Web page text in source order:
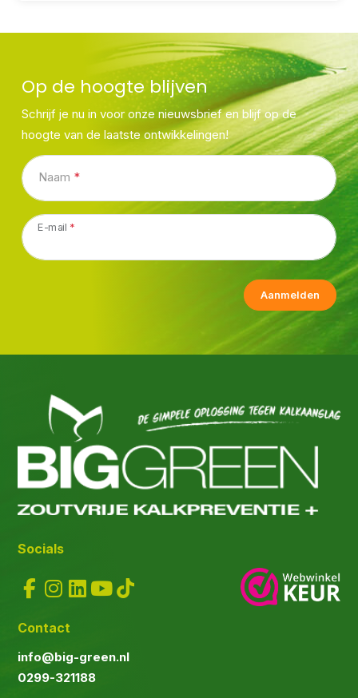
Op de hoogte blijven
Schrijf je nu in voor onze nieuwsbrief en blijf op de
hoogte van de laatste ontwikkelingen!
Naam *
E-mail *
Aanmelden
Socials
Contact
info@big-green.nl
0299-321188